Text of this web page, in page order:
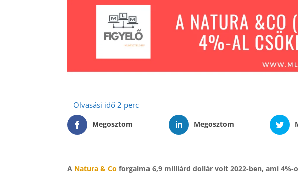
Megosztom Megosztom
A Natura & Co forgalma 6,9 milliárd dollár volt 2022-ben, ami 4%-